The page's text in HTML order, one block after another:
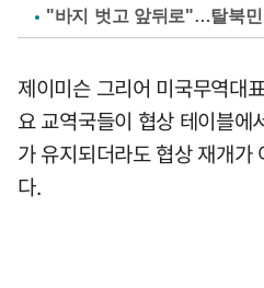
"바지 벗고 앞뒤로"…탈북
제이미슨 그리어 미국무역대
요 교역국들이 협상 테이블에
가 유지되더라도 협상 재개
다.